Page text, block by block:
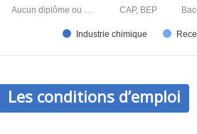
Les conditions d’emploi